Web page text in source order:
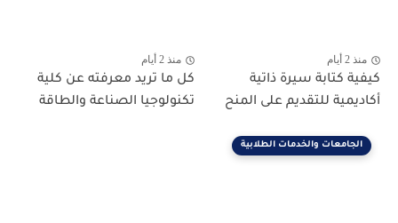
منذ 2 أيام
كيفية كتابة سيرة ذاتية
أكاديمية للتقديم على المنح
منذ 2 أيام
كل ما تريد معرفته عن كلية
تكنولوجيا الصناعة والطاقة
الجامعات والخدمات الطلابية